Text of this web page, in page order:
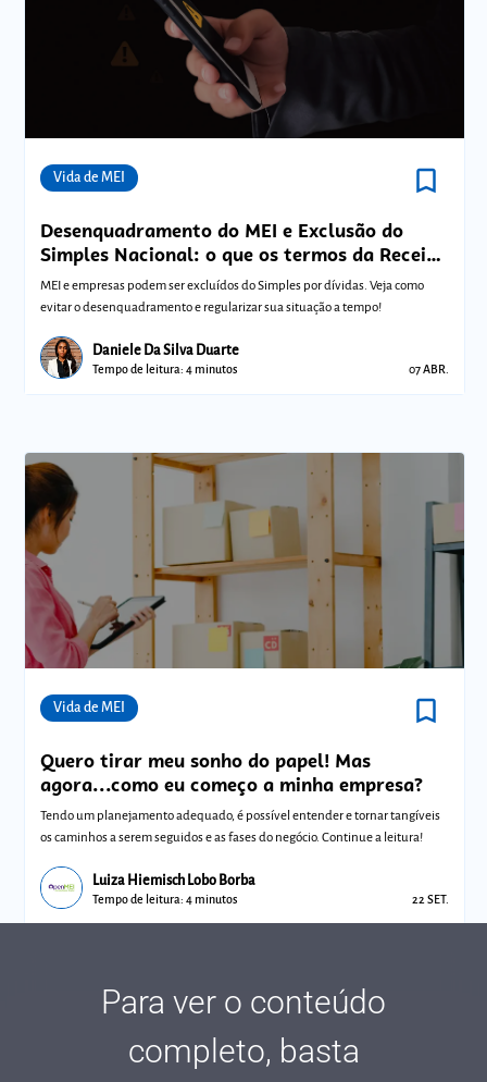
Vida de MEI bookmark_border
Desenquadramento do MEI e Exclusão do
Simples Nacional: o que os termos da Receita
Federal significam para sua empresa?
MEI e empresas podem ser excluídos do Simples por dívidas. Veja como
evitar o desenquadramento e regularizar sua situação a tempo!
Daniele Da Silva Duarte
Tempo de leitura: 4 minutos 07 ABR.
Vida de MEI bookmark_border
Quero tirar meu sonho do papel! Mas
agora...como eu começo a minha empresa?
Tendo um planejamento adequado, é possível entender e tornar tangíveis
os caminhos a serem seguidos e as fases do negócio. Continue a leitura!
Luiza Hiemisch Lobo Borba
Tempo de leitura: 4 minutos 22 SET.
Para ver o conteúdo
completo, basta